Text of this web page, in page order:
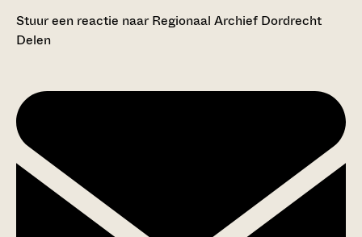
Stuur een reactie naar Regionaal Archief Dordrecht
Delen